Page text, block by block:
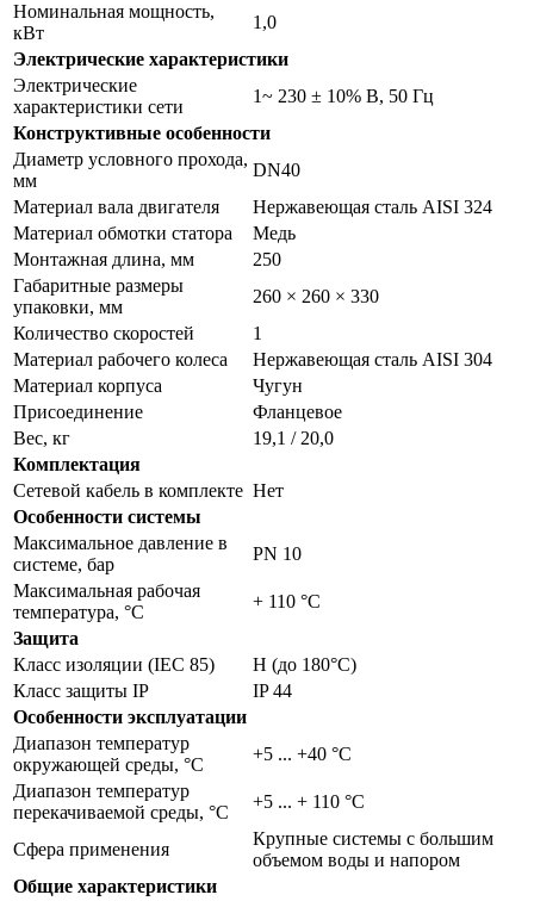
Номинальная мощность,
кВт
1,0
Электрические характеристики
Электрические
характеристики сети
1~ 230 ± 10% В, 50 Гц
Конструктивные особенности
Диаметр условного прохода,
мм
DN40
Материал вала двигателя
Нержавеющая сталь AISI 324
Материал обмотки статора
Медь
Монтажная длина, мм
250
Габаритные размеры
упаковки, мм
260 × 260 × 330
Количество скоростей
1
Материал рабочего колеса
Нержавеющая сталь AISI 304
Материал корпуса
Чугун
Присоединение
Фланцевое
Вес, кг
19,1 / 20,0
Комплектация
Сетевой кабель в комплекте Нет
Особенности системы
Максимальное давление в
системе, бар
PN 10
Максимальная рабочая
температура, °С
+ 110 °C
Защита
Класс изоляции (IEC 85)
H (до 180°С)
Класс защиты IP
IP 44
Особенности эксплуатации
Диапазон температур
окружающей среды, °С
+5 ... +40 °C
Диапазон температур
перекачиваемой среды, °С
+5 ... + 110 °C
Сфера применения
Крупные системы с большим
объемом воды и напором
Общие характеристики